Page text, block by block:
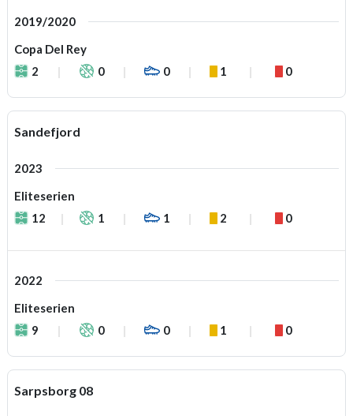
2019/2020
Copa Del Rey
2
0 0 1 0
Sandefjord
2023
Eliteserien
12
1 1 2 0
2022
Eliteserien
9
0 0 1 0
Sarpsborg 08